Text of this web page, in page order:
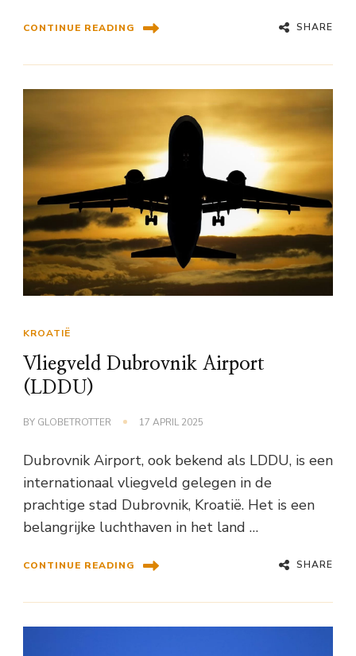
CONTINUE READING SHARE
KROATIË
Vliegveld Dubrovnik Airport
(LDDU)
BY GLOBETROTTER 17 APRIL 2025
Dubrovnik Airport, ook bekend als LDDU, is een
internationaal vliegveld gelegen in de
prachtige stad Dubrovnik, Kroatië. Het is een
belangrijke luchthaven in het land …
CONTINUE READING SHARE